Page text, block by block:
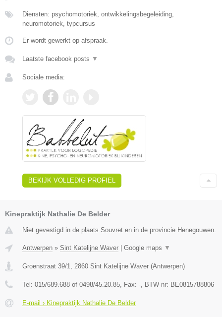
Diensten: psychomotoriek, ontwikkelingsbegeleiding,
neuromotoriek, typcursus
Er wordt gewerkt op afspraak.
Laatste facebook posts ▼
Sociale media:
BEKIJK VOLLEDIG PROFIEL
Kinepraktijk Nathalie De Belder
Niet gevestigd in de plaats Souvret en in de provincie Henegouwen.
Antwerpen » Sint Katelijne Waver Google maps ▼
Groenstraat 39/1, 2860 Sint Katelijne Waver (Antwerpen)
Tel: 015/689.688 of 0498/45.20.85, Fax: -, BTW-nr: BE0815788806
E-mail › Kinepraktijk Nathalie De Belder